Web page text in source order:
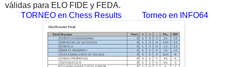
válidas para ELO FIDE y FEDA.
TORNEO en Chess Results
Torneo en INFO64